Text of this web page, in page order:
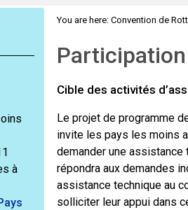
à
You are here: Convention de
Cible des activités
Le projet de programme
invite les pays les moins
demander une assistance
répondra aux demandes
assistance technique au
solliciter leur appui dans